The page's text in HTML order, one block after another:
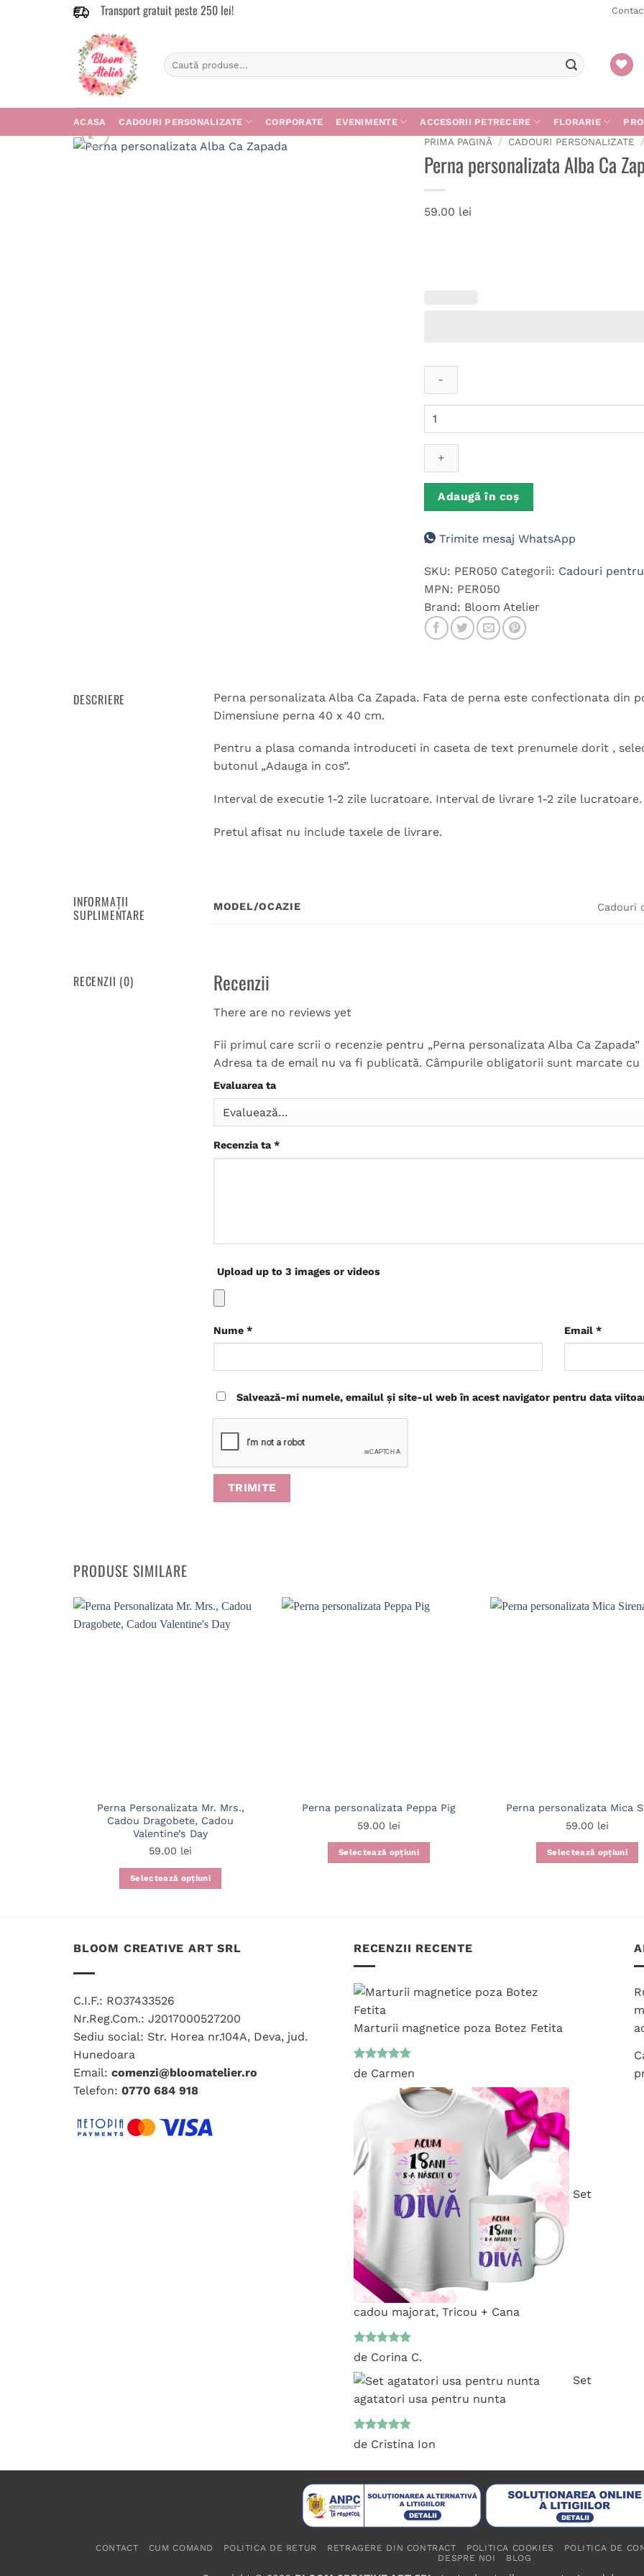
Transport gratuit peste 250 lei!
Caută
după:
ACASA CADOURI PERSONALIZATE CORPORATE EVENIMENTE ACCESORII PETRECERE FLORARIE
PRIMA PAGINĂ / CADOURI PERSONALIZATE /
Perna personalizata Alba Ca
59.00 lei
personalizata
Alba
Zapada
Adaugă în coș
Trimite mesaj WhatsApp
SKU: PER050 Categorii: Cadouri
MPN: PER050
Brand: Bloom Atelier
DESCRIERE
Perna personalizata Alba Ca Zapada. Fata de perna este confectionata
Dimensiune perna 40 x 40 cm.
Pentru a plasa comanda introduceti in caseta de text prenumele dorit ,
butonul „Adauga in cos”.
Interval de executie 1-2 zile lucratoare. Interval de livrare 1-2 zile lucratoare.
Pretul afisat nu include taxele de livrare.
INFORMAȚII
SUPLIMENTARE MODEL/OCAZIE Cadouri
RECENZII (0) Recenzii
There are no reviews yet
Fii primul care scrii o recenzie pentru „Perna personalizata Alba Ca Zapada”
Adresa ta de email nu va fi publicată. Câmpurile obligatorii sunt marcate cu
Evaluarea ta
Recenzia ta*
Upload up to 3 images or videos
Nume * Email *
Salvează-mi numele, emailul și site-ul web în acest navigator pentru data
PRODUSE SIMILARE
Perna Personalizata Mr. Mrs.,
Cadou Dragobete, Cadou
Valentine’s Day
59.00 lei
Selectează opțiuni
Perna personalizata Peppa Pig
59.00 lei
Selectează opțiuni
Perna personalizata Mica
59.00 lei
Selectează opțiuni
BLOOM CREATIVE ART SRL
C.I.F.: RO37433526
Nr.Reg.Com.: J2017000527200
Sediu social: Str. Horea nr.104A, Deva, jud.
Hunedoara
Email: comenzi@bloomatelier.ro
Telefon: 0770 684 918
RECENZII RECENTE
Marturii magnetice poza Botez Fetita
Evaluat la
5
de Carmen
Set
cadou majorat, Tricou + Cana
Evaluat la
5
din 5
de Corina C.
Set
agatatori usa pentru nunta
Evaluat la
5
din 5
de Cristina Ion
CONTACT CUM COMAND POLITICA DE RETUR RETRAGERE DIN CONTRACT POLITICA COOKIES
POLITICA DE
DESPRE NOI
BLOG